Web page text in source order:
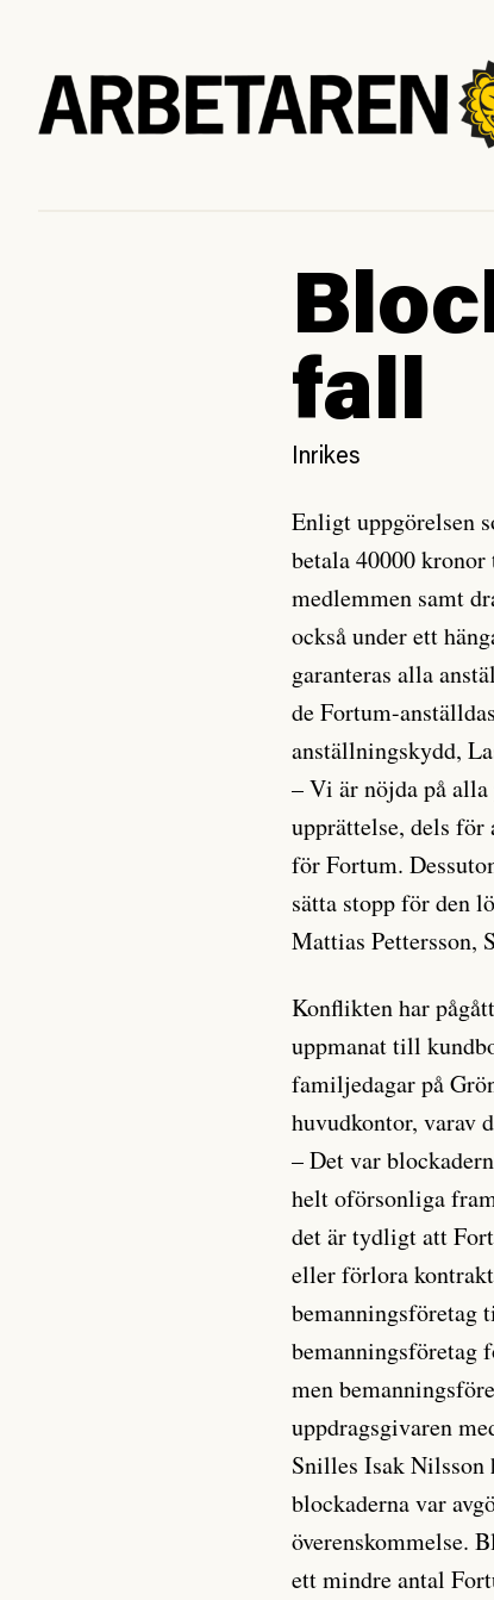
fall
Inrikes
Enligt uppgörelsen
betala 40000
medlemmen samt
också under ett
garanteras alla
de Fortum-
anställningskydd,
– Vi är nöjda på
upprättelse, dels
för Fortum.
sätta stopp för den
Mattias Pettersson,
Konflikten har
uppmanat till
familjedagar på
huvudkontor, varav
– Det var
helt oförsonliga
det är tydligt att
eller förlora
bemanningsföretag
bemanningsföretag
men
uppdragsgivaren
Snilles Isak
blockaderna var
överenskommelse.
ett mindre antal